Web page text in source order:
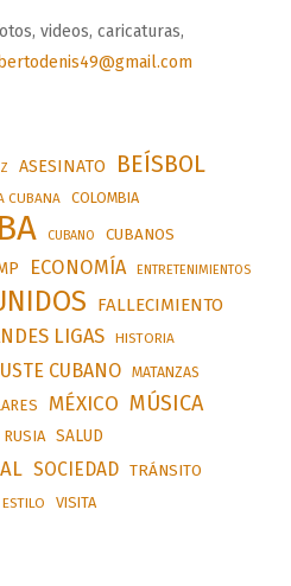
videos, caricaturas,
ASESINATO BEÍSBOL
CUBANA COLOMBIA
CUBANO CUBANOS
ECONOMÍA ENTRETENIMIENTOS
FALLECIMIENTO
LIGAS HISTORIA
CUBANO MATANZAS
MÉXICO MÚSICA
RUSIA SALUD
SOCIEDAD TRÁNSITO
VISITA